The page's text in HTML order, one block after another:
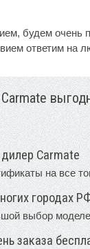
будем очень
ответим на
Carmate
на все
городах
выбор
заказа